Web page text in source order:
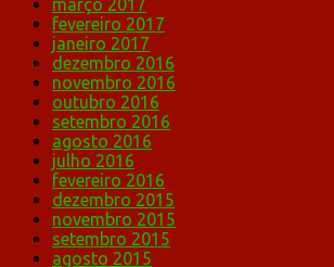
março 2017
fevereiro 2017
janeiro 2017
dezembro 2016
novembro 2016
outubro 2016
setembro 2016
agosto 2016
julho 2016
fevereiro 2016
dezembro 2015
novembro 2015
setembro 2015
agosto 2015